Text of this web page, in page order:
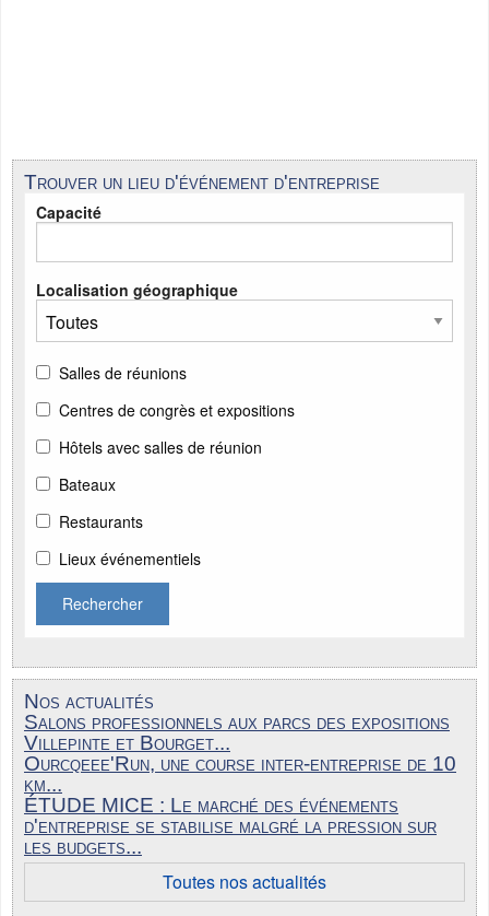
Trouver un lieu d'événement d'entreprise
Capacité
Localisation géographique
Salles de réunions
Centres de congrès et expositions
Hôtels avec salles de réunion
Bateaux
Restaurants
Lieux événementiels
Rechercher
Nos actualités
Salons professionnels aux parcs des expositions
Villepinte et Bourget...
Ourcqeee'Run, une course inter-entreprise de 10
km...
ÉTUDE MICE : Le marché des événements
d'entreprise se stabilise malgré la pression sur
les budgets...
Toutes nos actualités